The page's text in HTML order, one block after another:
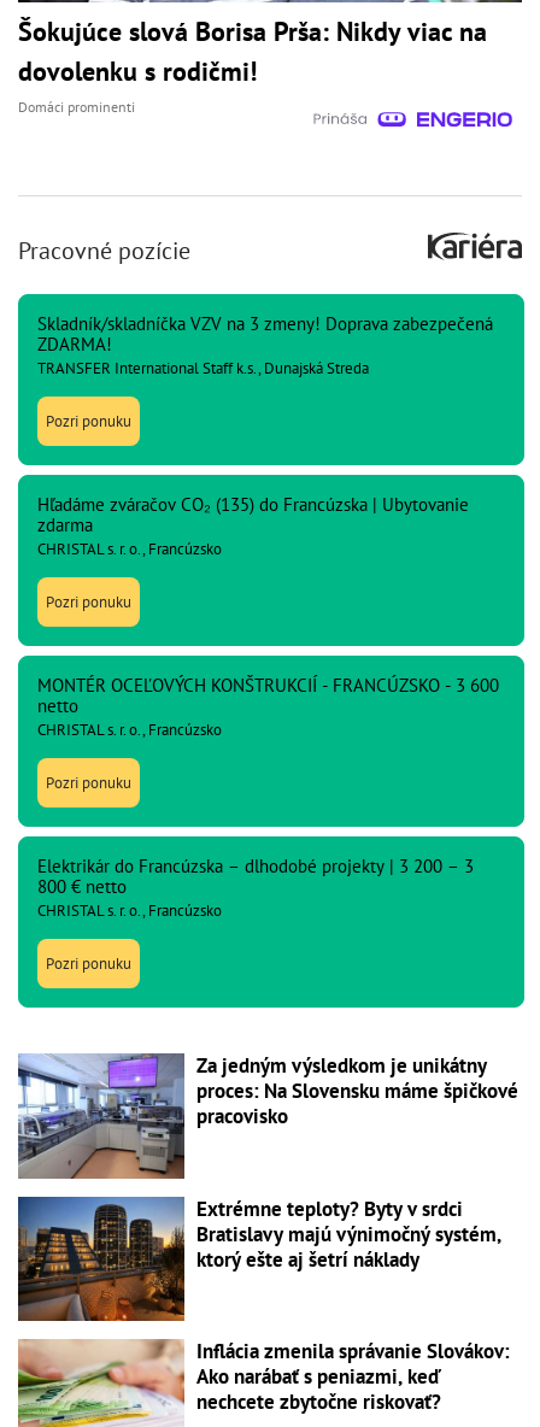
Šokujúce slová Borisa Prša: Nikdy viac na
dovolenku s rodičmi!
Domáci prominenti
Pracovné pozície
Skladník/skladníčka VZV na 3 zmeny! Doprava zabezpečená
ZDARMA!
TRANSFER International Staff k.s., Dunajská Streda
Pozri ponuku
Hľadáme zváračov CO₂ (135) do Francúzska | Ubytovanie
zdarma
CHRISTAL s. r. o., Francúzsko
Pozri ponuku
MONTÉR OCEĽOVÝCH KONŠTRUKCIÍ - FRANCÚZSKO - 3 600
netto
CHRISTAL s. r. o., Francúzsko
Pozri ponuku
Elektrikár do Francúzska – dlhodobé projekty | 3 200 – 3
800 € netto
CHRISTAL s. r. o., Francúzsko
Pozri ponuku
Za jedným výsledkom je unikátny
proces: Na Slovensku máme špičkové
pracovisko
Extrémne teploty? Byty v srdci
Bratislavy majú výnimočný systém,
ktorý ešte aj šetrí náklady
Inflácia zmenila správanie Slovákov:
Ako narábať s peniazmi, keď
nechcete zbytočne riskovať?